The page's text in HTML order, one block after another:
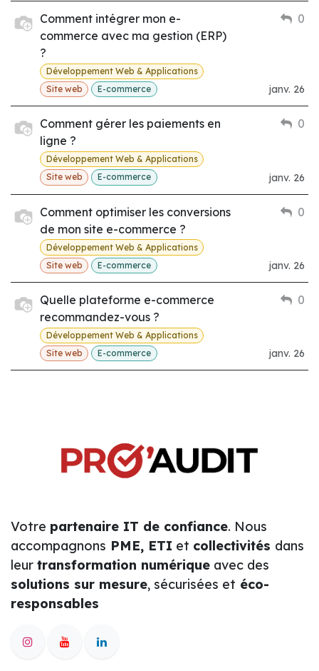
Comment intégrer mon e-
commerce avec ma gestion (ERP)
?
Développement Web & Applications
Site web
E-commerce
0
janv. 26
Comment gérer les paiements en
ligne ?
Développement Web & Applications
Site web
E-commerce
0
janv. 26
Comment optimiser les conversions
de mon site e-commerce ?
Développement Web & Applications
Site web
E-commerce
0
janv. 26
Quelle plateforme e-commerce
recommandez-vous ?
Développement Web & Applications
Site web
E-commerce
0
janv. 26
Votre partenaire IT de confiance. Nous
accompagnons PME, ETI et collectivités dans
leur transformation numérique avec des
solutions sur mesure, sécurisées et éco-
responsables